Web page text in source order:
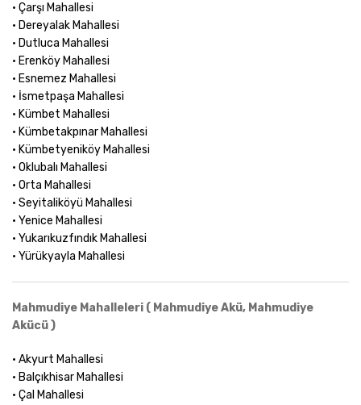
• Çarşı Mahallesi
• Dereyalak Mahallesi
• Dutluca Mahallesi
• Erenköy Mahallesi
• Esnemez Mahallesi
• İsmetpaşa Mahallesi
• Kümbet Mahallesi
• Kümbetakpınar Mahallesi
• Kümbetyeniköy Mahallesi
• Oklubalı Mahallesi
• Orta Mahallesi
• Seyitaliköyü Mahallesi
• Yenice Mahallesi
• Yukarıkuzfındık Mahallesi
• Yürükyayla Mahallesi
Mahmudiye Mahalleleri ( Mahmudiye Akü, Mahmudiye
Akücü )
• Akyurt Mahallesi
• Balçıkhisar Mahallesi
• Çal Mahallesi